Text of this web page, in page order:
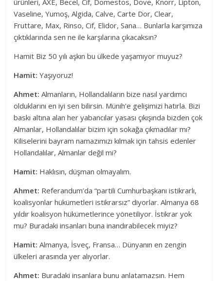
ürünleri, AXE, Becel, Cif, Domestos, Dove, Knorr, Lipton,
Vaseline, Yumoş, Algida, Calve, Carte Dor, Clear,
Fruttare, Max, Rinso, Cif, Elidor, Sana… Bunlarla karşımıza
çıktıklarında sen ne ile karşılarına çıkacaksın?
Hamit Biz 50 yılı aşkın bu ülkede yaşamıyor muyuz?
Hamit: Yaşıyoruz!
Ahmet: Almanların, Hollandalıların bize nasıl yardımcı
olduklarını en iyi sen bilirsin. Münih’e gelişimizi hatırla. Bizi
baskı altına alan her yabancılar yasası çıkışında bizden çok
Almanlar, Hollandalılar bizim için sokağa çıkmadılar mı?
Kiliselerini bayram namazımızı kılmak için tahsis edenler
Hollandalılar, Almanlar değil mi?
Hamit: Haklısın, düşman olmayalım.
Ahmet: Referandum’da “partili Cumhurbaşkanı istikrarlı,
koalisyonlar hükümetleri istikrarsız” diyorlar. Almanya 68
yıldır koalisyon hükümetlerince yönetiliyor. İstikrar yok
mu? Buradaki insanları buna inandırabilecek miyiz?
Hamit: Almanya, İsveç, Fransa… Dünyanın en zengin
ülkeleri arasında yer alıyorlar.
Ahmet: Buradaki insanlara bunu anlatamazsın. Hem